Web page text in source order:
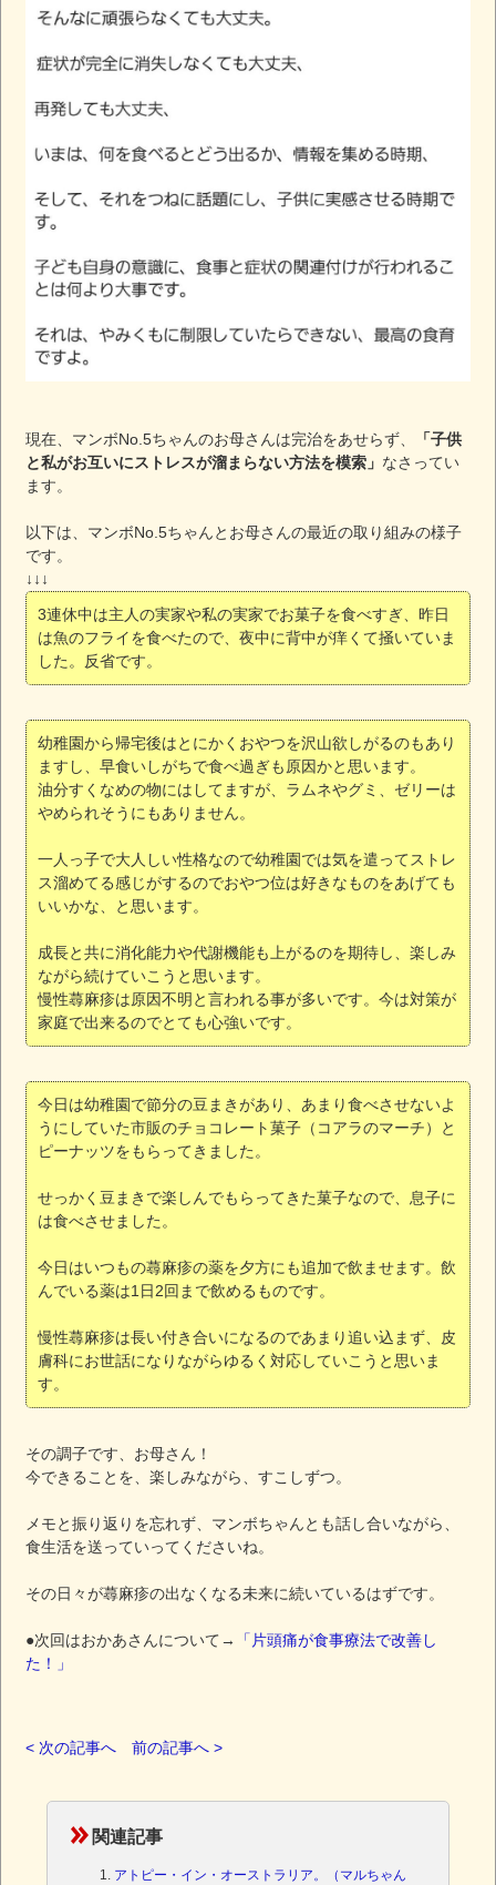
現在、マンボNo.5ちゃんのお母さんは完治をあせらず、
「子供
と私がお互いにストレスが溜まらない方法を模索」 なさってい
ます。
以下は、マンボNo.5ちゃんとお母さんの最近の取り組みの様子
です。
↓↓↓
3連休中は主人の実家や私の実家でお菓子を食べすぎ、昨日
は魚のフライを食べたので、夜中に背中が痒くて掻いていま
した。反省です。
幼稚園から帰宅後はとにかくおやつを沢山欲しがるのもあり
ますし、早食いしがちで食べ過ぎも原因かと思います。
油分すくなめの物にはしてますが、ラムネやグミ、ゼリーは
やめられそうにもありません。
一人っ子で大人しい性格なので幼稚園では気を遣ってストレ
ス溜めてる感じがするのでおやつ位は好きなものをあげても
いいかな、と思います。
成長と共に消化能力や代謝機能も上がるのを期待し、楽しみ
ながら続けていこうと思います。
慢性蕁麻疹は原因不明と言われる事が多いです。今は対策が
家庭で出来るのでとても心強いです。
今日は幼稚園で節分の豆まきがあり、あまり食べさせないよ
うにしていた市販のチョコレート菓子（コアラのマーチ）と
ピーナッツをもらってきました。
せっかく豆まきで楽しんでもらってきた菓子なので、息子に
は食べさせました。
今日はいつもの蕁麻疹の薬を夕方にも追加で飲ませます。飲
んでいる薬は1日2回まで飲めるものです。
慢性蕁麻疹は長い付き合いになるのであまり追い込まず、皮
膚科にお世話になりながらゆるく対応していこうと思いま
す。
その調子です、お母さん！
今できることを、楽しみながら、すこしずつ。
メモと振り返りを忘れず、マンボちゃんとも話し合いながら、
食生活を送っていってくださいね。
その日々が蕁麻疹の出なくなる未来に続いているはずです。
●次回はおかあさんについて→
「片頭痛が食事療法で改善し
た！」
< 次の記事へ 前の記事へ >
関連記事
アトピー・イン・オーストラリア。（マルちゃん